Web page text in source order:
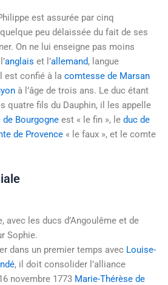
est assurée par cinq
peu délaissée du fait de ses
On ne lui enseigne pas moins
anglais et l’allemand, langue
est confié à la comtesse de Marsan
à l’âge de trois ans. Le duc étant
quatre fils du Dauphin, il les appelle
de Bourgogne est « le fin », le duc de
de Provence « le faux », et le comte
avec les ducs d’Angoulême et de
Sophie.
dans un premier temps avec Louise-
, il doit consolider l’alliance
novembre 1773 Marie-Thérèse de